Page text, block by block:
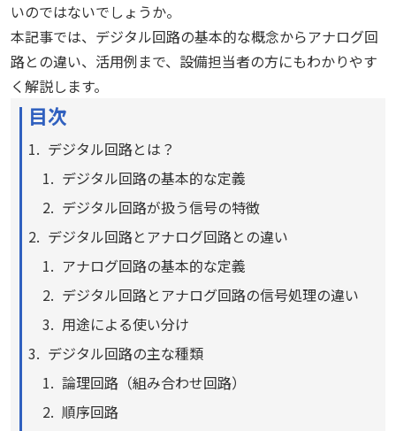
いのではないでしょうか。
本記事では、デジタル回路の基本的な概念からアナログ回
路との違い、活用例まで、設備担当者の方にもわかりやす
く解説します。
目次
デジタル回路とは？
デジタル回路の基本的な定義
デジタル回路が扱う信号の特徴
デジタル回路とアナログ回路との違い
アナログ回路の基本的な定義
デジタル回路とアナログ回路の信号処理の違い
用途による使い分け
デジタル回路の主な種類
論理回路（組み合わせ回路）
順序回路